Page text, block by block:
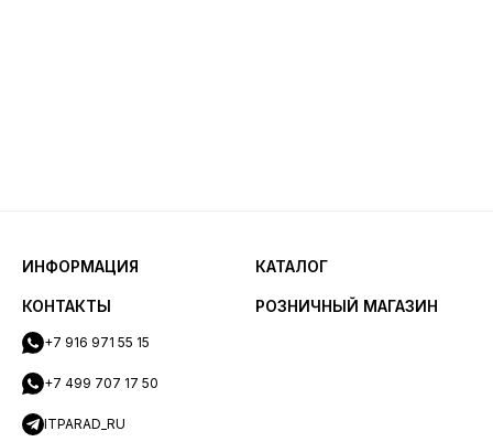
ИНФОРМАЦИЯ КАТАЛОГ
КОНТАКТЫ
+7 916 971 55 15
+7 499 707 17 50
ITPARAD_RU
РОЗНИЧНЫЙ МАГАЗИН